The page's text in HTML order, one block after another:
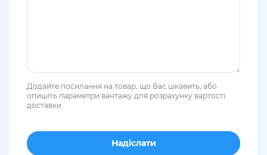
Додайте посилання на товар, що Вас цікавить, або
опишіть параметри вантажу для розрахунку вартості
доставки